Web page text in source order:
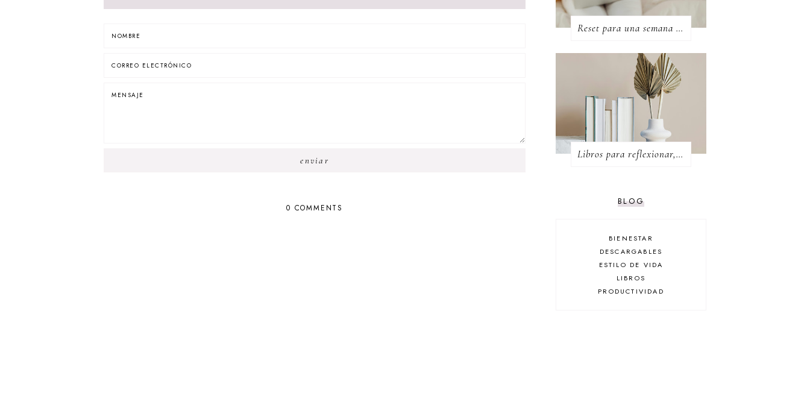
enviar
0 COMMENTS
Reset para una semana productiva
Libros para reflexionar, crecer y transformarse
BLOG
BIENESTAR
DESCARGABLES
ESTILO DE VIDA
LIBROS
PRODUCTIVIDAD